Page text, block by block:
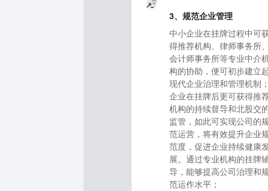
3、规范企业管理
中小企业在挂牌过程中可
得推荐机构、律师事务所
会计师事务所等专业中介
构的协助，便可初步建立
现代企业治理和管理机制
企业在挂牌后更可获得推
机构的持续督导和北股交
监管，如此可实现公司的
范运营，将有效提升企业
范度，促进企业持续健康
展。通过专业机构的挂牌
导，能够提高公司治理和
范运作水平；